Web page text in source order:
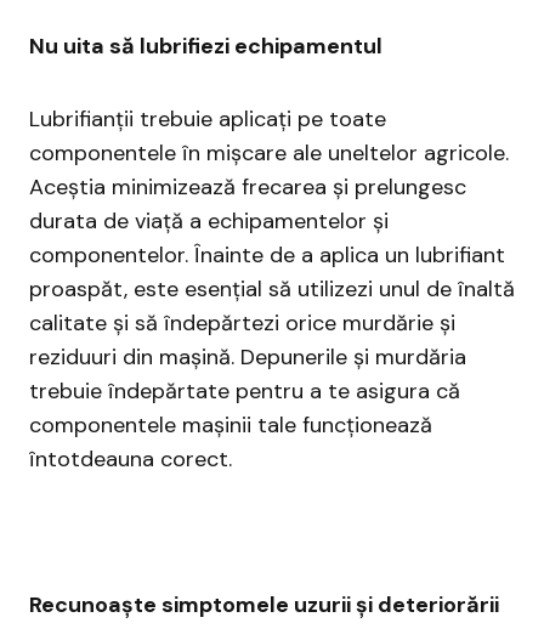
Nu uita să lubrifiezi echipamentul
Lubrifianții trebuie aplicați pe toate
componentele în mișcare ale uneltelor agricole.
Aceștia minimizează frecarea și prelungesc
durata de viață a echipamentelor și
componentelor. Înainte de a aplica un lubrifiant
proaspăt, este esențial să utilizezi unul de înaltă
calitate și să îndepărtezi orice murdărie și
reziduuri din mașină. Depunerile și murdăria
trebuie îndepărtate pentru a te asigura că
componentele mașinii tale funcționează
întotdeauna corect.
Recunoaște simptomele uzurii și deteriorării